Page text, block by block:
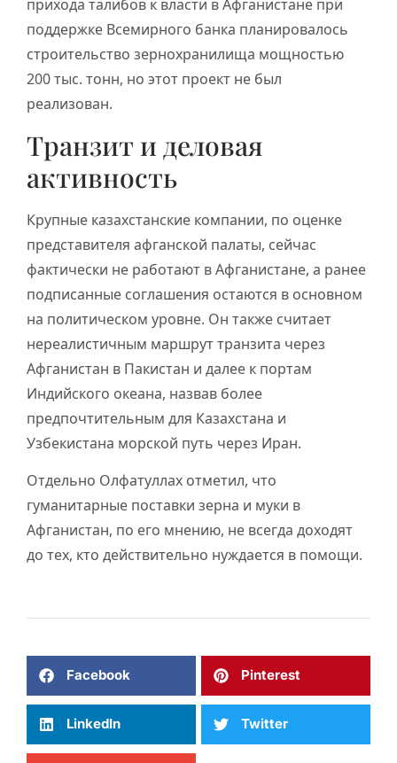
прихода талибов к власти в Афганистане при
поддержке Всемирного банка планировалось
строительство зернохранилища мощностью
200 тыс. тонн, но этот проект не был
реализован.
Транзит и деловая
активность
Крупные казахстанские компании, по оценке
представителя афганской палаты, сейчас
фактически не работают в Афганистане, а ранее
подписанные соглашения остаются в основном
на политическом уровне. Он также считает
нереалистичным маршрут транзита через
Афганистан в Пакистан и далее к портам
Индийского океана, назвав более
предпочтительным для Казахстана и
Узбекистана морской путь через Иран.
Отдельно Олфатуллах отметил, что
гуманитарные поставки зерна и муки в
Афганистан, по его мнению, не всегда доходят
до тех, кто действительно нуждается в помощи.
Facebook Pinterest
LinkedIn Twitter